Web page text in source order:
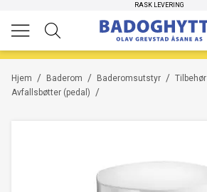
RASK LEVERING
HØYKVALITETS PRODUKTER
/
Hjem /
Baderom /
Baderomsutstyr Tilbehør
/
Avfallsbøtter (pedal)